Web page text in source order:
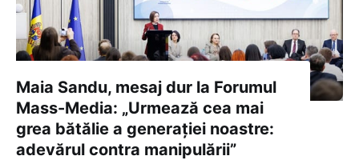
Maia Sandu, mesaj dur la Forumul
Mass-Media: „Urmează cea mai
grea bătălie a generației noastre:
adevărul contra manipulării”